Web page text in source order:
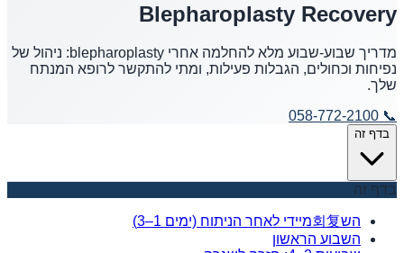
Blepharoplasty Recovery
מדריך שבוע-שבוע מלא להחלמה אחרי blepharoplasty: ניהול של
נפיחות וכחולים, הגבלות פעילות, ומתי להתקשר לרופא המנתח
שלך.
📞
058-772-2100
בדף זה
בדף זה
הש회复מיידי לאחר הניתוח (ימים 1–3)
השבוע הראשון